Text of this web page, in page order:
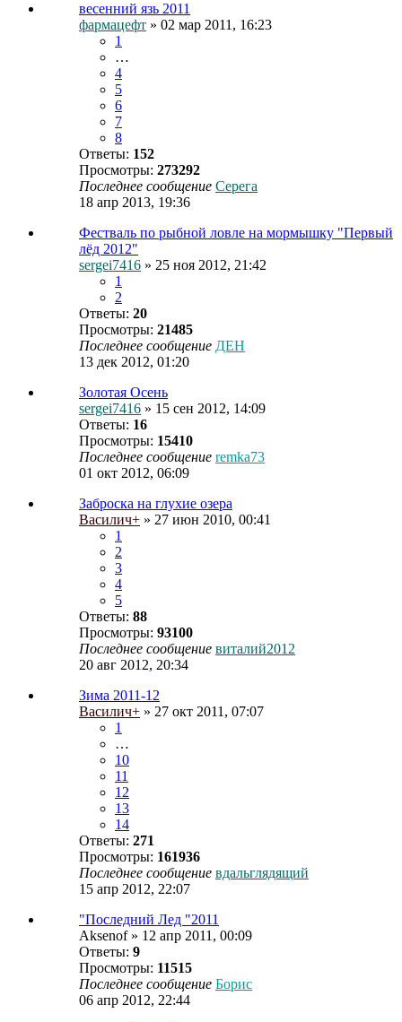
весенний язь 2011
фармацефт » 02 мар 2011, 16:23
1
…
4
5
6
7
8
Ответы: 152
Просмотры: 273292
Последнее сообщение Серега
18 апр 2013, 19:36
Фестваль по рыбной ловле на мормышку "Первый
лёд 2012"
sergei7416 » 25 ноя 2012, 21:42
1
2
Ответы: 20
Просмотры: 21485
Последнее сообщение ДЕН
13 дек 2012, 01:20
Золотая Осень
sergei7416 » 15 сен 2012, 14:09
Ответы: 16
Просмотры: 15410
Последнее сообщение remka73
01 окт 2012, 06:09
Заброска на глухие озера
Василич+ » 27 июн 2010, 00:41
1
2
3
4
5
Ответы: 88
Просмотры: 93100
Последнее сообщение виталий2012
20 авг 2012, 20:34
Зима 2011-12
Василич+ » 27 окт 2011, 07:07
1
…
10
11
12
13
14
Ответы: 271
Просмотры: 161936
Последнее сообщение вдальглядящий
15 апр 2012, 22:07
"Последний Лед "2011
Aksenof» 12 апр 2011, 00:09
Ответы: 9
Просмотры: 11515
Последнее сообщение Борис
06 апр 2012, 22:44